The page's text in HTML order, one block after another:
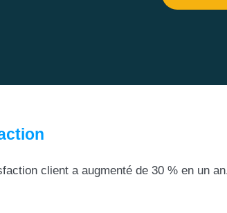
client a augmenté de 30 % en un